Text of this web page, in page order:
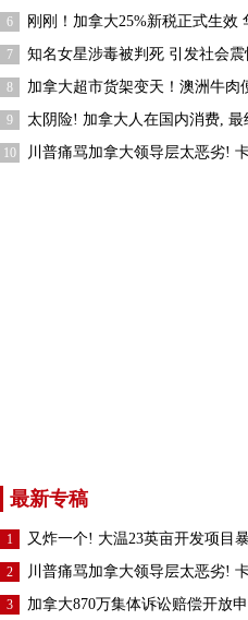
6 刚刚！加拿大25%新税正式生效
7 知名女星涉毒被判死 引发社会震
8 加拿大超市货架变天！澳洲牛肉
9 太阴险! 加拿大人在国内消费, 最
10 川普痛骂加拿大领导层太恶劣!
最新专稿
1 又炸一个! 大温23英亩开发项目
2 川普痛骂加拿大领导层太恶劣!
3 加拿大870万集体诉讼赔偿开放